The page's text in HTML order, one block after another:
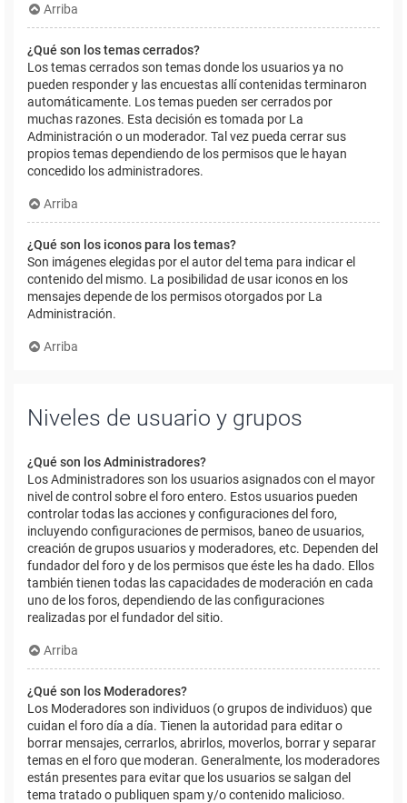
Arriba
¿Qué son los temas cerrados?
Los temas cerrados son temas donde los usuarios ya no
pueden responder y las encuestas allí contenidas terminaron
automáticamente. Los temas pueden ser cerrados por
muchas razones. Esta decisión es tomada por La
Administración o un moderador. Tal vez pueda cerrar sus
propios temas dependiendo de los permisos que le hayan
concedido los administradores.
Arriba
¿Qué son los iconos para los temas?
Son imágenes elegidas por el autor del tema para indicar el
contenido del mismo. La posibilidad de usar iconos en los
mensajes depende de los permisos otorgados por La
Administración.
Arriba
Niveles de usuario y grupos
¿Qué son los Administradores?
Los Administradores son los usuarios asignados con el mayor
nivel de control sobre el foro entero. Estos usuarios pueden
controlar todas las acciones y configuraciones del foro,
incluyendo configuraciones de permisos, baneo de usuarios,
creación de grupos usuarios y moderadores, etc. Dependen del
fundador del foro y de los permisos que éste les ha dado. Ellos
también tienen todas las capacidades de moderación en cada
uno de los foros, dependiendo de las configuraciones
realizadas por el fundador del sitio.
Arriba
¿Qué son los Moderadores?
Los Moderadores son individuos (o grupos de individuos) que
cuidan el foro día a día. Tienen la autoridad para editar o
borrar mensajes, cerrarlos, abrirlos, moverlos, borrar y separar
temas en el foro que moderan. Generalmente, los moderadores
están presentes para evitar que los usuarios se salgan del
tema tratado o publiquen spam y/o contenido malicioso.